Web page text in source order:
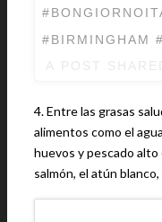
#BIRMINGHAM
4. Entre las grasas
alimentos como el
huevos y pescado alto
salmón, el atún